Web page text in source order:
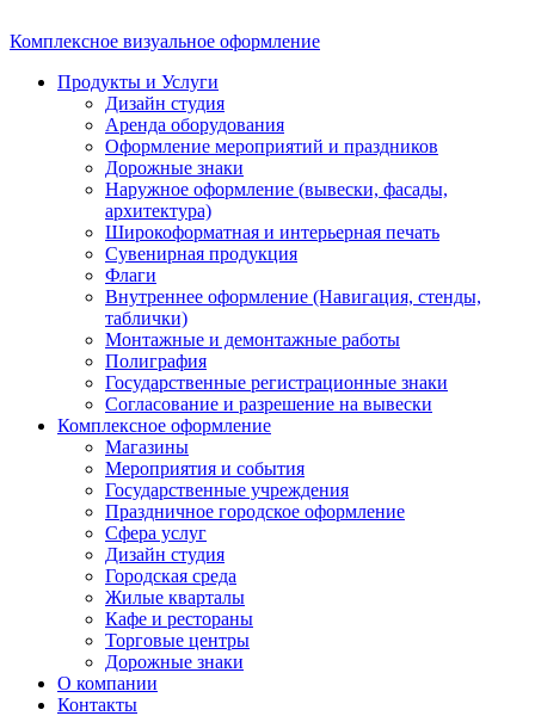
Комплексное визуальное оформление
Продукты и Услуги
Дизайн студия
Аренда оборудования
Оформление мероприятий и праздников
Дорожные знаки
Наружное оформление (вывески, фасады,
архитектура)
Широкоформатная и интерьерная печать
Сувенирная продукция
Флаги
Внутреннее оформление (Навигация, стенды,
таблички)
Монтажные и демонтажные работы
Полиграфия
Государственные регистрационные знаки
Согласование и разрешение на вывески
Комплексное оформление
Магазины
Мероприятия и события
Государственные учреждения
Праздничное городское оформление
Сфера услуг
Дизайн студия
Городская среда
Жилые кварталы
Кафе и рестораны
Торговые центры
Дорожные знаки
О компании
Контакты